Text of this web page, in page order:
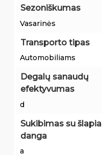
Sezoniškumas
Vasarinės
Transporto tipas
Automobiliams
Degalų sanaudų
efektyvumas
d
Sukibimas su šlapia
danga
a